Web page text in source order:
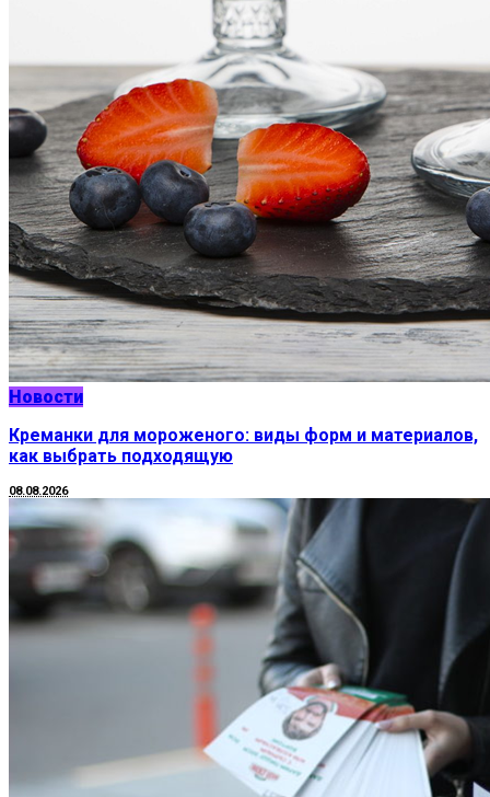
Новости
Креманки для мороженого: виды форм и материалов,
как выбрать подходящую
08.08.2026